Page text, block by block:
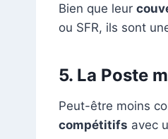
Bien que leur
ou SFR, ils sont
5. La Poste
Peut-être moins
compétitifs avec